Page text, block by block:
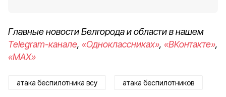
Главные новости Белгорода и области в нашем
Telegram-канале, «Одноклассниках», «ВКонтакте»,
«MAX»
атака беспилотника всу атака беспилотников